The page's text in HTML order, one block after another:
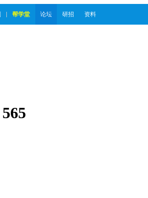
帮学堂 论坛 研招 资料
565